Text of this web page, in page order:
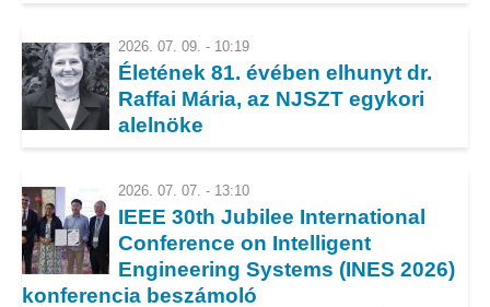
2026. 07. 09. - 10:19
Életének 81. évében elhunyt dr.
Raffai Mária, az NJSZT egykori
alelnöke
2026. 07. 07. - 13:10
IEEE 30th Jubilee International
Conference on Intelligent
Engineering Systems (INES 2026)
konferencia beszámoló